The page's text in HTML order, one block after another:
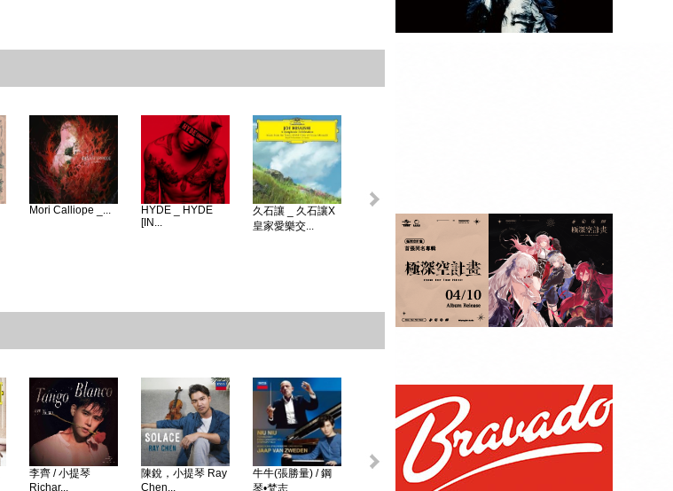
Mori Calliope _...
HYDE _ HYDE
[IN...
久石讓 _ 久石讓X
皇家愛樂交...
初音未來 _
MAGICAL ...
贈品：SPECIAL
BOOK+視覺貼紙
10張SET+特典影
李齊 / 小提琴
Richar...
陳銳，小提琴 Ray
Chen...
牛牛(張勝量) / 鋼
琴•梵志...
戴安娜‧克瑞兒
環球DG古典音樂